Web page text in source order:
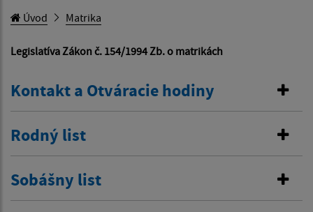
Úvod Matrika
Legislatíva Zákon č. 154/1994 Zb. o matrikách
Kontakt a Otváracie hodiny
Rodný list
Sobášny list